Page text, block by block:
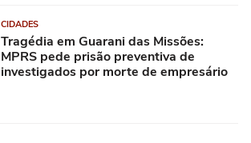
CIDADES
Tragédia em Guarani das Missões:
MPRS pede prisão preventiva de
investigados por morte de empresário